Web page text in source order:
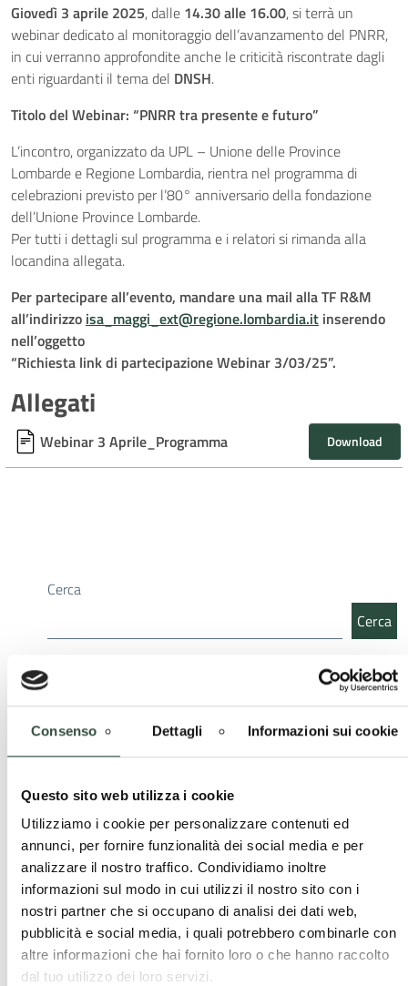
Consenso Dettagli Informazioni sui cookie
Questo sito web utilizza i cookie
Utilizziamo i cookie per personalizzare contenuti ed
annunci, per fornire funzionalità dei social media e per
analizzare il nostro traffico. Condividiamo inoltre
informazioni sul modo in cui utilizzi il nostro sito con i
nostri partner che si occupano di analisi dei dati web,
pubblicità e social media, i quali potrebbero combinarle con
altre informazioni che hai fornito loro o che hanno raccolto
dal tuo utilizzo dei loro servizi.
Giovedì 3 aprile 2025, dalle 14.30 alle 16.00, si terrà un
webinar dedicato al monitoraggio dell’avanzamento del PNRR,
in cui verranno approfondite anche le criticità riscontrate dagli
enti riguardanti il tema del DNSH.
Titolo del Webinar: “PNRR tra presente e futuro”
L’incontro, organizzato da UPL – Unione delle Province
Lombarde e Regione Lombardia, rientra nel programma di
celebrazioni previsto per l’80° anniversario della fondazione
dell’Unione Province Lombarde.
Per tutti i dettagli sul programma e i relatori si rimanda alla
locandina allegata.
Per partecipare all’evento, mandare una mail alla TF R&M
all’indirizzo isa_maggi_ext@regione.lombardia.it inserendo
nell’oggetto
“Richiesta link di partecipazione Webinar 3/03/25”.
Allegati
Webinar 3 Aprile_Programma Download
Cerca
Cerca
Ultime news
Ordini Professionali e Enti Locali – Pubblicato il
“Quaderno delle buone pratiche” della Provincia di
1 Dicembre 2025
A disposizione degli enti locali della Provincia di Pavia il
“Quaderno delle Buone Pratiche”, uno strumento pensato per
accompagnare amministratori, tecnici ...
Procedure di Accreditamento dei SUAP –
disponibili Slide esplicative a supporto degli ENTI
3 Novembre 2025
Nell’ambito del “Progetto 1000 Esperti”, in stretta